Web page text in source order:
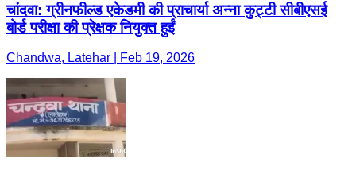
चांदवा: ग्रीनफील्ड एकेडमी की प्राचार्या अन्ना कुट्टी सीबीएसई
बोर्ड परीक्षा की प्रेक्षक नियुक्त हुईं
Chandwa, Latehar | Feb 19, 2026